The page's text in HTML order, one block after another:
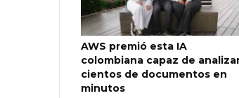
AWS premió esta IA
colombiana capaz de
cientos de documentos en
minutos